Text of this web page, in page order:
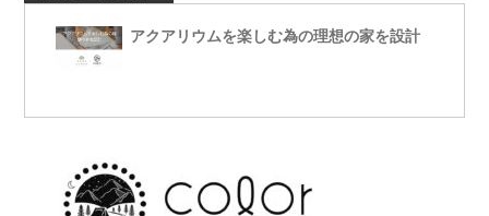
アクアリウムを楽しむ為の理想の家を設計